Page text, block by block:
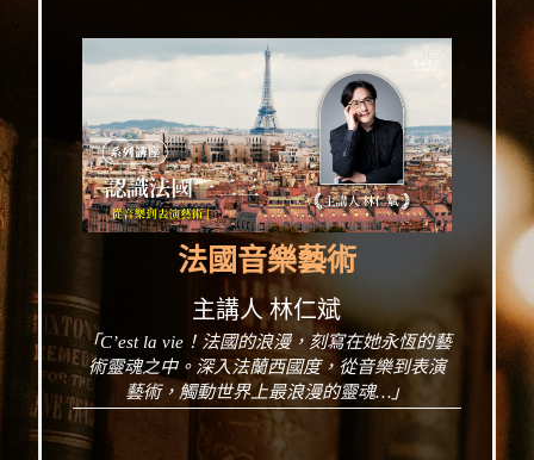
法國音樂藝術
主講人 林仁斌
「C’est la vie！法國的浪漫，刻寫在她永恆的藝
術靈魂之中。深入法蘭西國度，從音樂到表演
藝術，觸動世界上最浪漫的靈魂…」